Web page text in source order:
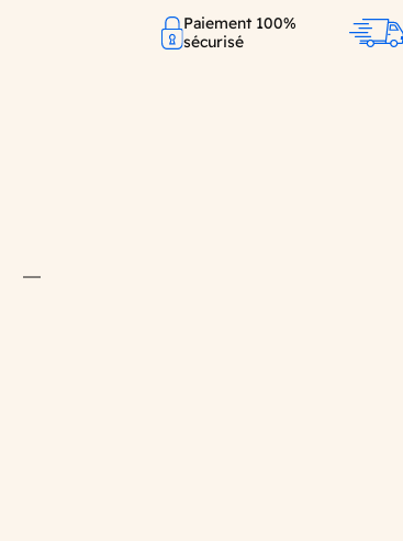
Paiement 100%
sécurisé